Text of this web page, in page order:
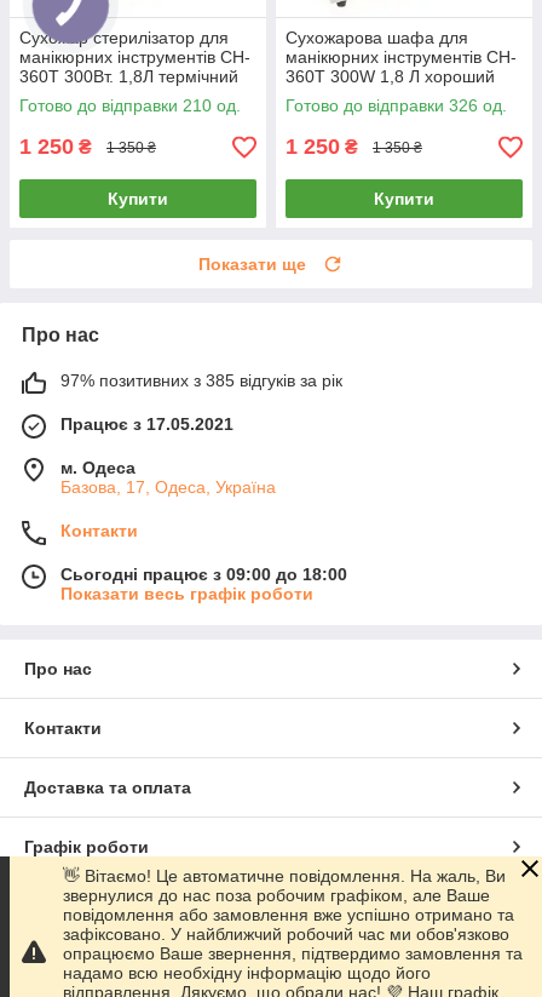
Сухожар стерилізатор для
манікюрних інструментів CH-
360T 300Вт. 1,8Л термічний
дезінфектор сухожарова
шафа
Готово до відправки 210 од.
1 250 ₴ 1 350 ₴
Купити
Сухожарова шафа для
манікюрних інструментів CH-
360T 300W 1,8 Л хороший
потужний сухожар
дезінфектор стерилізатор
Готово до відправки 326 од.
1 250 ₴ 1 350 ₴
Купити
Показати ще
Про нас
97% позитивних з 385 відгуків за рік
Працює з 17.05.2021
м. Одеса
Базова, 17, Одеса, Україна
Контакти
Сьогодні працює з 09:00 до 18:00
Показати весь графік роботи
Про нас
Контакти
Доставка та оплата
Графік роботи
Повна версія сайту
Сайт створено на маркетплейсі Prom.ua
👋 Вітаємо! Це автоматичне повідомлення. На жаль, Ви
звернулися до нас поза робочим графіком, але Ваше
повідомлення або замовлення вже успішно отримано та
зафіксовано. У найближчий робочий час ми обов'язково
опрацюємо Ваше звернення, підтвердимо замовлення та
надамо всю необхідну інформацію щодо його
відправлення. Дякуємо, що обрали нас! 💜 Наш графік